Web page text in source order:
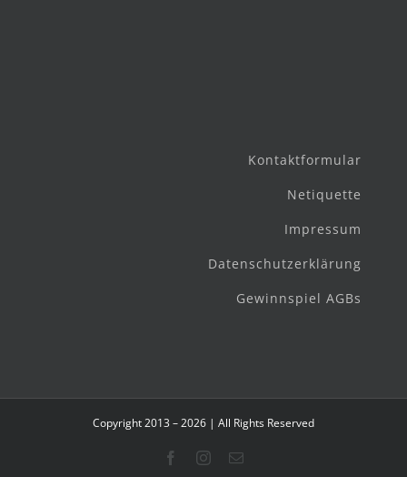
Kontaktformular
Netiquette
Impressum
Datenschutzerklärung
Gewinnspiel AGBs
Copyright 2013 – 2026 | All Rights Reserved
FacebookInstagram
E-